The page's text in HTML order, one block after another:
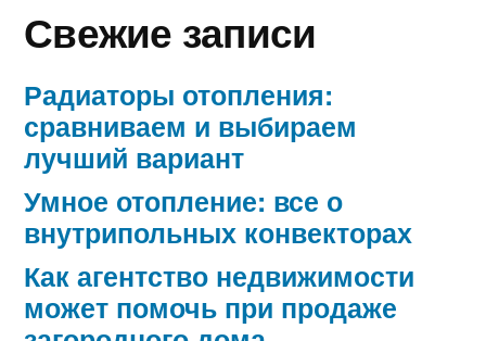
Свежие записи
Радиаторы отопления:
сравниваем и выбираем
лучший вариант
Умное отопление: все о
внутрипольных конвекторах
Как агентство недвижимости
может помочь при продаже